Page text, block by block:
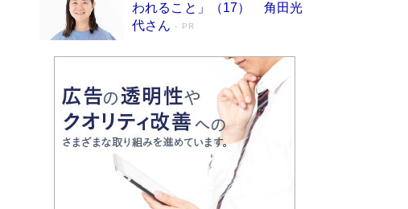
「『火垂るの墓』は、大嘘である」原作者が抱き
続けた“自責の念”とは…「自己憐憫は描きたくな
い」監督が徹底的にこだわったこと（後編） #
戦争の記憶
Book Bang
「叱って伸びるやつは、褒めたらもっと伸びる」
俳優・高嶋政伸が家族に教わった“人を育てるコ
ツ”…芸への考え方を明かす
Book Bang
東野圭吾、伊坂幸太郎の人気シリーズ最新作どち
らも文庫化 映画化された直木賞受賞作もランク
イン［文庫ベストセラー］
Book Bang
われること」（17） 角田光
代さん
PR